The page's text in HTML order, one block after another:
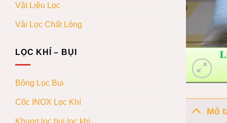
Vật Liệu Lọc
Vải Lọc Chất Lỏng
LỌC KHÍ – BỤI
Bông Lọc Bụi
Cốc INOX Lọc Khí
Khung lọc bụi lọc khí
Mô